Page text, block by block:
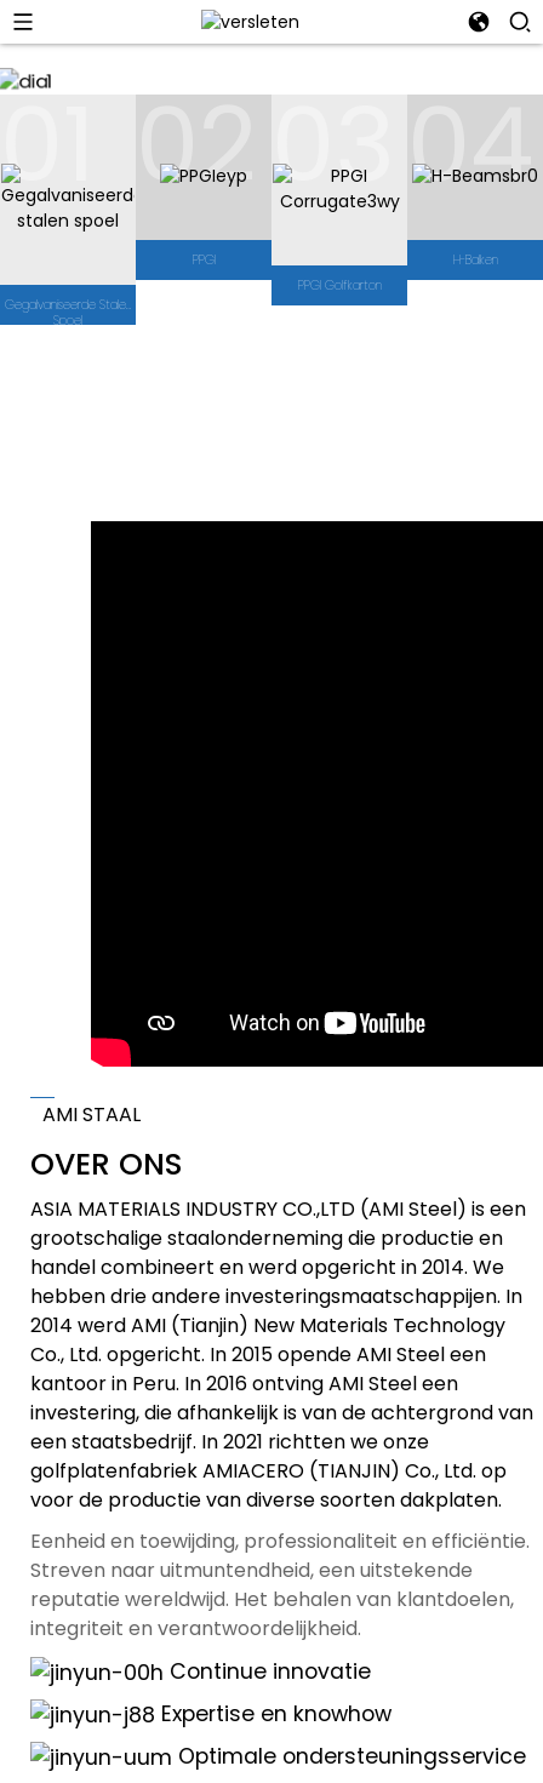
01
Gegalvaniseerde Stalen
Spoel
02
PPGI
03
PPGI Golfkarton
04
H-Balken
AMI STAAL
OVER ONS
ASIA MATERIALS INDUSTRY CO.,LTD (AMI Steel) is een
grootschalige staalonderneming die productie en
handel combineert en werd opgericht in 2014. We
hebben drie andere investeringsmaatschappijen. In
2014 werd AMI (Tianjin) New Materials Technology
Co., Ltd. opgericht. In 2015 opende AMI Steel een
kantoor in Peru. In 2016 ontving AMI Steel een
investering, die afhankelijk is van de achtergrond van
een staatsbedrijf. In 2021 richtten we onze
golfplatenfabriek AMIACERO (TIANJIN) Co., Ltd. op
voor de productie van diverse soorten dakplaten.
Eenheid en toewijding, professionaliteit en efficiëntie.
Streven naar uitmuntendheid, een uitstekende
reputatie wereldwijd. Het behalen van klantdoelen,
integriteit en verantwoordelijkheid.
Continue innovatie
Expertise en knowhow
Optimale ondersteuningsservice